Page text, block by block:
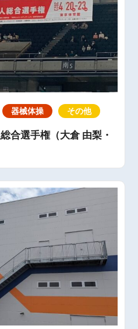
器械体操 その他
合選手権（大倉 由梨・